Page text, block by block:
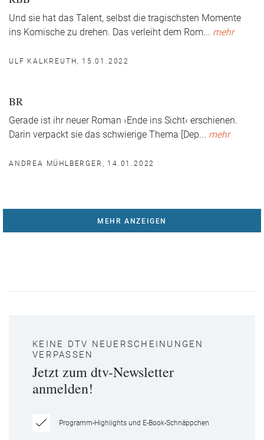
Und sie hat das Talent, selbst die tragischsten Momente
ins Komische zu drehen. Das verleiht dem Rom... mehr
ULF KALKREUTH, 15.01.2022
BR
Gerade ist ihr neuer Roman ›Ende ins Sicht‹ erschienen.
Darin verpackt sie das schwierige Thema [Dep... mehr
ANDREA MÜHLBERGER, 14.01.2022
MEHR ANZEIGEN
KEINE DTV NEUERSCHEINUNGEN
VERPASSEN
Jetzt zum dtv-Newsletter
anmelden!
Programm-Highlights und E-Book-Schnäppchen